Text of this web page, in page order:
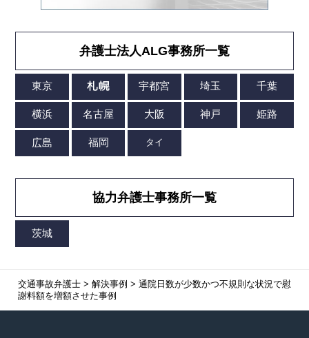
弁護士法人ALG事務所一覧
協力弁護士事務所一覧
交通事故弁護士> 解決事例 > 通院日数が少数かつ不規則な状況で慰
謝料額を増額させた事例